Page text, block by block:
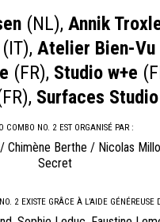
(NL), Annik
(IT), Atelier Bien-Vu
(FR), Studio w+e
Surfaces Studio
COMBO NO. 2 EST ORGANISÉ PAR :
/ Chimène Berthe / Nicolas
Secret
2 EXISTE GRÂCE À L’AIDE GÉNÉREUSE